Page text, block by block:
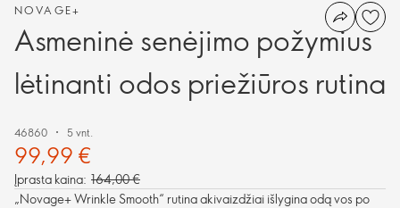
NOVAGE+
Asmeninė senėjimo požymius
lėtinanti odos priežiūros rutina
46860 5 vnt.
99,99 €
Įprasta kaina: 164,00 €
„Novage+ Wrinkle Smooth“ rutina akivaizdžiai išlygina odą vos po